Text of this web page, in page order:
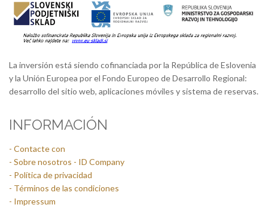
La inversión está siendo cofinanciada por la República de Eslovenia
y la Unión Europea por el Fondo Europeo de Desarrollo Regional:
desarrollo del sitio web, aplicaciones móviles y sistema de reservas.
INFORMACIÓN
- Contacte con
- Sobre nosotros - ID Company
- Política de privacidad
- Términos de las condiciones
- Impressum